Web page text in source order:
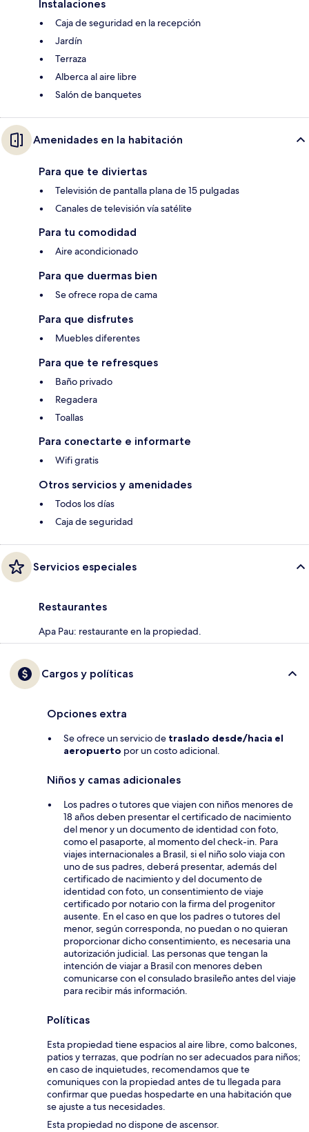
Instalaciones
Caja de seguridad en la recepción
Jardín
Terraza
Alberca al aire libre
Salón de banquetes
Amenidades en la habitación
Para que te diviertas
Televisión de pantalla plana de 15 pulgadas
Canales de televisión vía satélite
Para tu comodidad
Aire acondicionado
Para que duermas bien
Se ofrece ropa de cama
Para que disfrutes
Muebles diferentes
Para que te refresques
Baño privado
Regadera
Toallas
Para conectarte e informarte
Wifi gratis
Otros servicios y amenidades
Todos los días
Caja de seguridad
Servicios especiales
Restaurantes
Apa Pau: restaurante en la propiedad.
Cargos y políticas
Opciones extra
Se ofrece un servicio de traslado desde/hacia el
aeropuerto por un costo adicional.
Niños y camas adicionales
Los padres o tutores que viajen con niños menores de
18 años deben presentar el certificado de nacimiento
del menor y un documento de identidad con foto,
como el pasaporte, al momento del check-in. Para
viajes internacionales a Brasil, si el niño solo viaja con
uno de sus padres, deberá presentar, además del
certificado de nacimiento y del documento de
identidad con foto, un consentimiento de viaje
certificado por notario con la firma del progenitor
ausente. En el caso en que los padres o tutores del
menor, según corresponda, no puedan o no quieran
proporcionar dicho consentimiento, es necesaria una
autorización judicial. Las personas que tengan la
intención de viajar a Brasil con menores deben
comunicarse con el consulado brasileño antes del viaje
para recibir más información.
Políticas
Esta propiedad tiene espacios al aire libre, como balcones,
patios y terrazas, que podrían no ser adecuados para niños;
en caso de inquietudes, recomendamos que te
comuniques con la propiedad antes de tu llegada para
confirmar que puedas hospedarte en una habitación que
se ajuste a tus necesidades.
Esta propiedad no dispone de ascensor.